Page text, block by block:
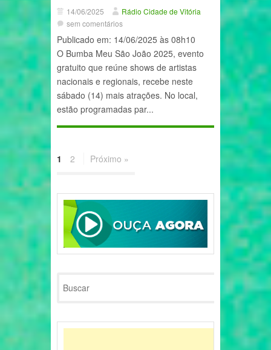
14/06/2025
Rádio Cidade de Vitória
sem comentários
Publicado em: 14/06/2025 às 08h10
O Bumba Meu São João 2025, evento
gratuito que reúne shows de artistas
nacionais e regionais, recebe neste
sábado (14) mais atrações. No local,
estão programadas par...
1 2 Próximo »